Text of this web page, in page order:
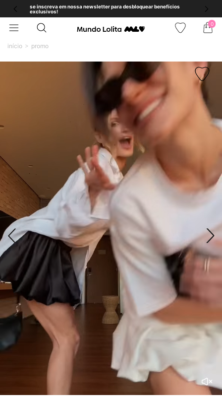
se inscreva em nossa newsletter para desbloquear benefícios
exclusivos!
0
início promo